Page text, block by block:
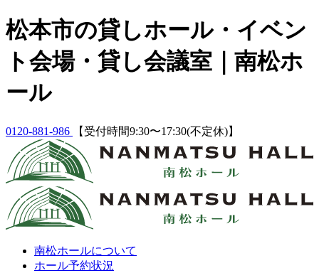
Skip
to
松本市の貸しホール・イベン
ト会場・貸し会議室｜南松ホ
ール
0120-881-986 【受付時間9:30〜17:30(不定休)】
南松ホールについて
ホール予約状況